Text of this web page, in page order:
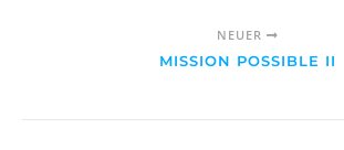
NEUER
MISSION POSSIBLE II